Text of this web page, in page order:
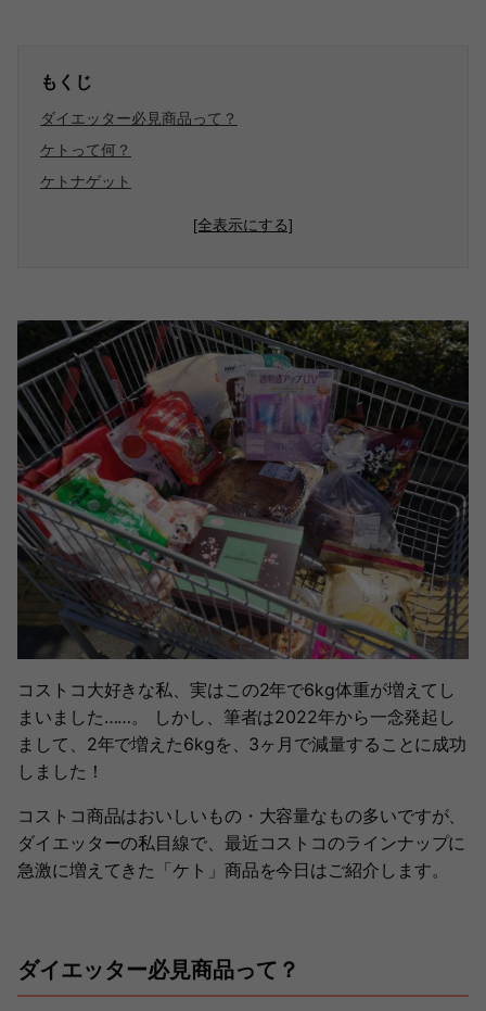
もくじ
ダイエッター必見商品って？
ケトって何？
ケトナゲット
[全表示にする]
コストコ大好きな私、実はこの2年で6kg体重が増えてし
まいました……。 しかし、筆者は2022年から一念発起し
まして、2年で増えた6kgを、3ヶ月で減量することに成功
しました！
コストコ商品はおいしいもの・大容量なもの多いですが、
ダイエッターの私目線で、最近コストコのラインナップに
急激に増えてきた「ケト」商品を今日はご紹介します。
ダイエッター必見商品って？